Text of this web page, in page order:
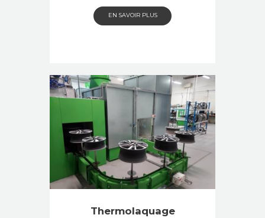
EN SAVOIR PLUS
Thermolaquage